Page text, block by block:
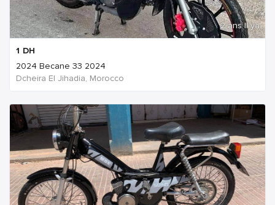
2 ans Il ya
1 DH
2024 Becane 33 2024
Dcheira El Jihadia, Morocco